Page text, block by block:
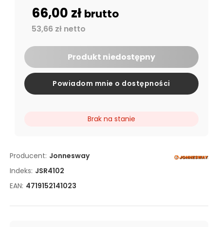
Producent: Jonnesway
Indeks: JSR4102
EAN: 4719152141023
66,00 złbrutto
53,66 zł netto
Produkt niedostępny
Powiadom mnie o dostępności
Brak na stanie